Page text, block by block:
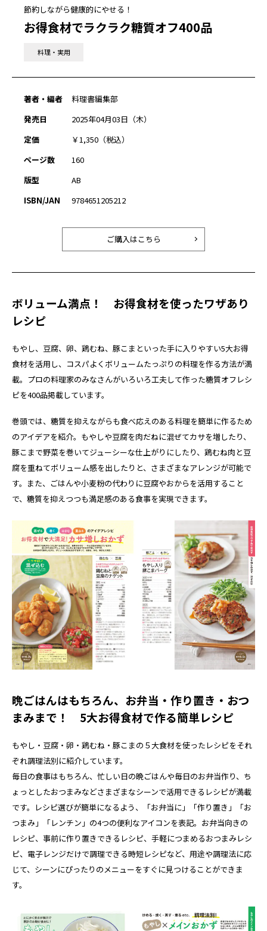
節約しながら健康的にやせる！
お得食材でラクラク糖質オフ400品
料理・実用
著者・編者
料理書編集部
発売日
2025年04月03日（木）
定価
￥1,350（税込）
ページ数
160
版型
AB
ISBN/JAN
9784651205212
ご購入はこちら
ボリューム満点！ お得食材を使ったワザあり
レシピ
もやし、豆腐、卵、鶏むね、豚こまといった手に入りやすい5大お得
食材を活用し、コスパよくボリュームたっぷりの料理を作る方法が満
載。プロの料理家のみなさんがいろいろ工夫して作った糖質オフレシ
ピを400品掲載しています。
巻頭では、糖質を抑えながらも食べ応えのある料理を簡単に作るため
のアイデアを紹介。もやしや豆腐を肉だねに混ぜてカサを増したり、
豚こまで野菜を巻いてジューシーな仕上がりにしたり、鶏むね肉と豆
腐を重ねてボリューム感を出したりと、さまざまなアレンジが可能で
す。また、ごはんや小麦粉の代わりに豆腐やおからを活用すること
で、糖質を抑えつつも満足感のある食事を実現できます。
晩ごはんはもちろん、お弁当・作り置き・おつ
まみまで！ 5大お得食材で作る簡単レシピ
もやし・豆腐・卵・鶏むね・豚こまの５大食材を使ったレシピをそれ
ぞれ調理法別に紹介しています。
毎日の食事はもちろん、忙しい日の晩ごはんや毎日のお弁当作り、ち
ょっとしたおつまみなどさまざまなシーンで活用できるレシピが満載
です。レシピ選びが簡単になるよう、「お弁当に」「作り置き」「お
つまみ」「レンチン」の4つの便利なアイコンを表記。お弁当向きの
レシピ、事前に作り置きできるレシピ、手軽につまめるおつまみレシ
ピ、電子レンジだけで調理できる時短レシピなど、用途や調理法に応
じて、シーンにぴったりのメニューをすぐに見つけることができま
す。